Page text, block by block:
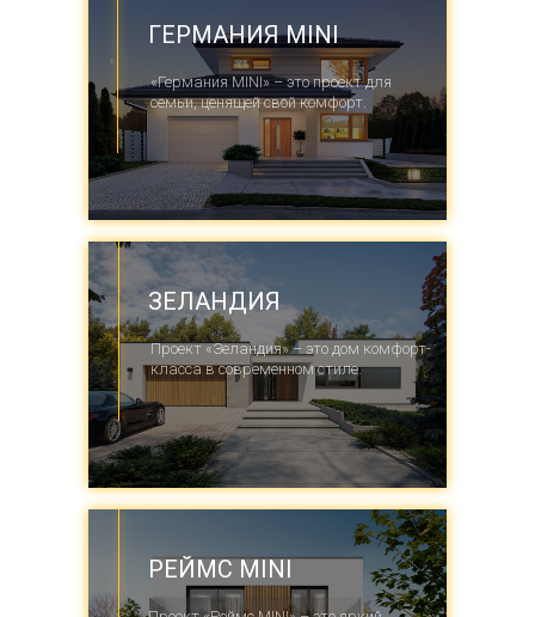
«Германия MINI» – это проект для
семьи, ценящей свой комфорт.
ГЕРМАНИЯ MINI
РЕЙМС MINI
Проект «Зеландия» – это дом комфорт-
класса в современном стиле.
ЗЕЛАНДИЯ